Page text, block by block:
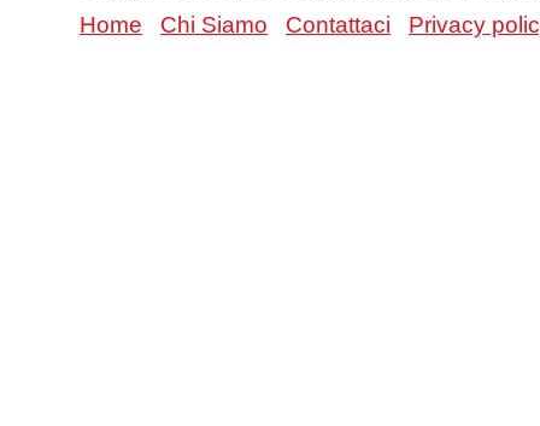
Home
Chi Siamo Contattaci Privacy